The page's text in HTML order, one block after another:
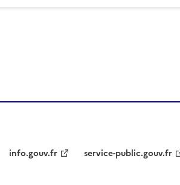
info.gouv.fr service-public.gouv.fr